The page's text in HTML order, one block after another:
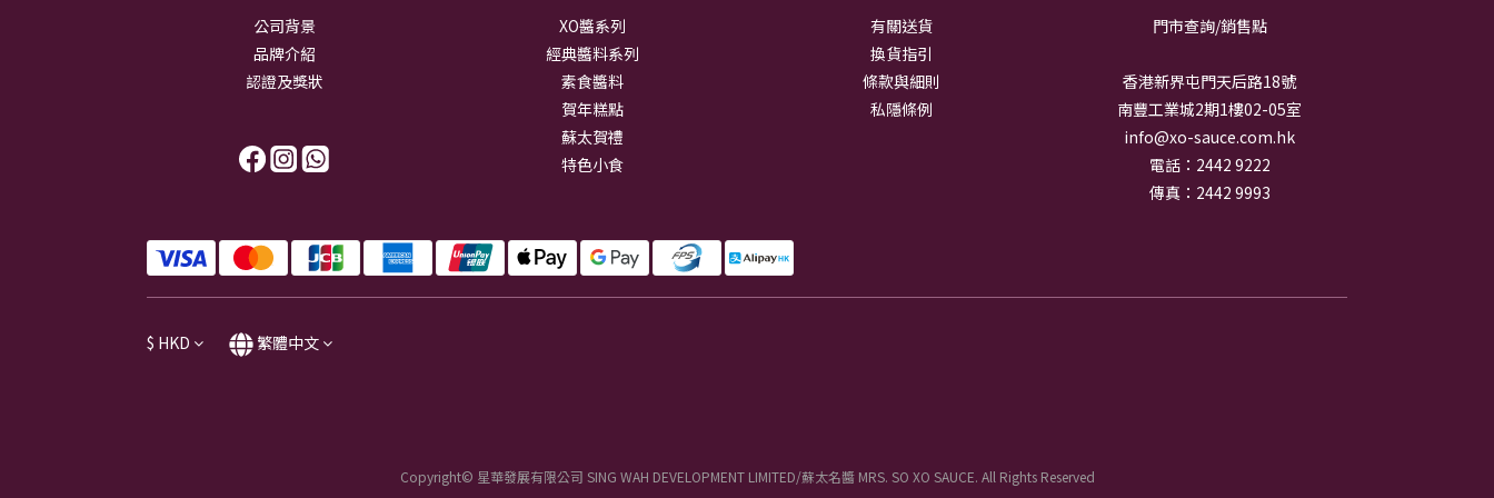
公司背景
品牌介紹
認證及獎狀
XO醬系列
經典醬料系列
素食醬料
賀年糕點
蘇太賀禮
特色小食
有關送貨
換貨指引
條款與細則
私隱條例
門市查詢/銷售點
香港新界屯門天后路18號
南豐工業城2期1樓02-05室
info@xo-sauce.com.hk
電話：2442 9222
傳真：2442 9993
$ HKD 繁體中文
Copyright© 星華發展有限公司 SING WAH DEVELOPMENT LIMITED/蘇太名醬 MRS. SO XO SAUCE. All Rights Reserved